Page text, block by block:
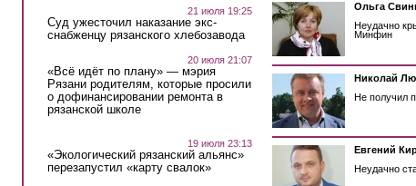
21 июля 19:25
Суд ужесточил наказание экс-
снабженцу рязанского хлебозавода
20 июля 21:07
«Всё идёт по плану» — мэрия
Рязани родителям, которые просили
о дофинансировании ремонта в
рязанской школе
19 июля 23:13
«Экологический рязанский альянс»
перезапустил «карту свалок»
Ольга
Неудачно
Минфин
Николай
Не получил
Евгений
Неудачно